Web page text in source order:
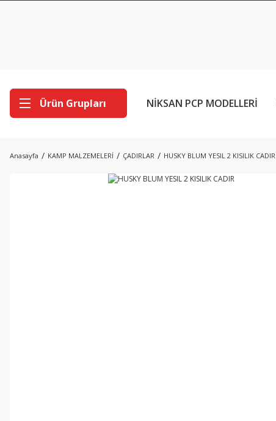
Ürün Grupları NİKSAN PCP MODELLERİ
Anasayfa KAMP MALZEMELERİ ÇADIRLAR HUSKY BLUM YESIL 2 KISILIK CADIR